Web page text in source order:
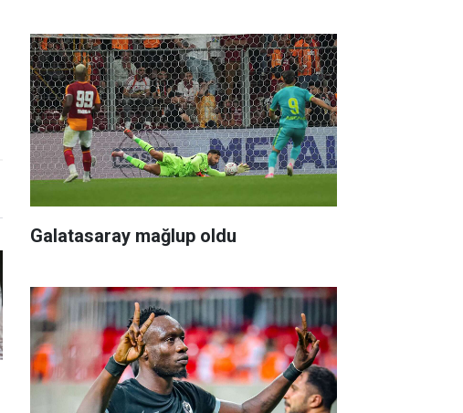
Galatasaray mağlup oldu